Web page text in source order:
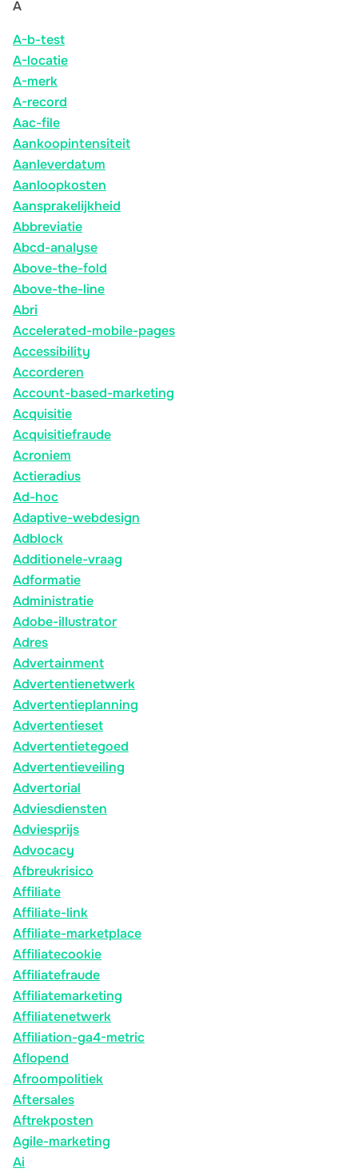
A
A-b-test
A-locatie
A-merk
A-record
Aac-file
Aankoopintensiteit
Aanleverdatum
Aanloopkosten
Aansprakelijkheid
Abbreviatie
Abcd-analyse
Above-the-fold
Above-the-line
Abri
Accelerated-mobile-pages
Accessibility
Accorderen
Account-based-marketing
Acquisitie
Acquisitiefraude
Acroniem
Actieradius
Ad-hoc
Adaptive-webdesign
Adblock
Additionele-vraag
Adformatie
Administratie
Adobe-illustrator
Adres
Advertainment
Advertentienetwerk
Advertentieplanning
Advertentieset
Advertentietegoed
Advertentieveiling
Advertorial
Adviesdiensten
Adviesprijs
Advocacy
Afbreukrisico
Affiliate
Affiliate-link
Affiliate-marketplace
Affiliatecookie
Affiliatefraude
Affiliatemarketing
Affiliatenetwerk
Affiliation-ga4-metric
Aflopend
Afroompolitiek
Aftersales
Aftrekposten
Agile-marketing
Ai